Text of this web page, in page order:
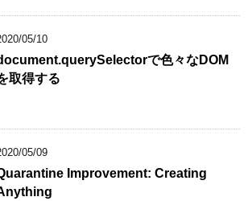
05/10
で色々なDOM
取得する
05/09
Improvement: Creating